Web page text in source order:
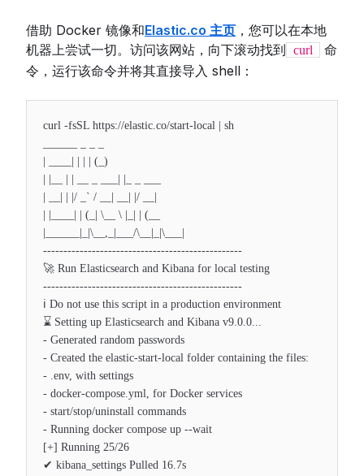
借助 Docker 镜像和Elastic.co 主页 ，您可以在本地
机器上尝试一切。访问该网站，向下滚动找到 curl
命
令，运行该命令并将其直接导入 shell：
curl -fsSL https://elastic.co/start-local | sh
| ____| | | | (_)
| __| | |/ _` / __| __| |/ __|
| |____| | (_| \__ \ |_| | (__
|______|_|\__,_|___/\__|_|\___|
-------------------------------------------------
🚀 Run Elasticsearch and Kibana for local testing
-------------------------------------------------
ℹ️ Do not use this script in a production environment
⌛️ Setting up Elasticsearch and Kibana v9.0.0...
- Generated random passwords
- Created the elastic-start-local folder containing the files:
- .env, with settings
- docker-compose.yml, for Docker services
- start/stop/uninstall commands
- Running docker compose up --wait
[+] Running 25/26
✔ kibana_settings Pulled 16.7s